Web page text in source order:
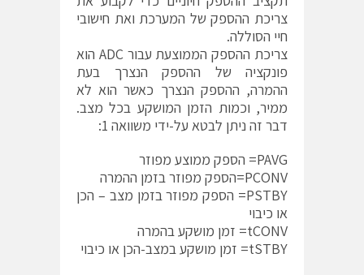
צריכת ההספק של המערכת ואת חישובי
חיי הסוללה.
צריכת ההספק הממוצעת עבור ADC הוא
פונקציה של ההספק הנצרך בעת
ההמרה, ההספק הנצרך כאשר הוא לא
ממיר, וכמות הזמן המושקע בכל מצב.
דבר זה ניתן לבטא על-ידי משוואה 1:
PAVG= הספק ממוצע מפוזר
PCONV=הספק מפוזר בזמן ההמרה
PSTBY= הספק מפוזר בזמן מצב – הכן
או כיבוי
tCONV= זמן מושקע בהמרה
tSTBY= זמן מושקע במצב-הכן או כיבוי